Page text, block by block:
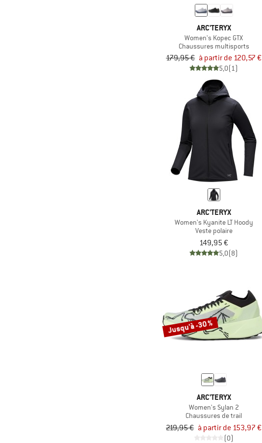
ARC'TERYX
Women's Kopec GTX
Chaussures multisports
179,95 € à partir de 120,57 €
5,0(1)
ARC'TERYX
Women's Kyanite LT Hoody
Veste polaire
149,95 €
5,0(8)
Jusqu'à -30 %
ARC'TERYX
Women's Sylan 2
Chaussures de trail
219,95 € à partir de 153,97 €
(0)